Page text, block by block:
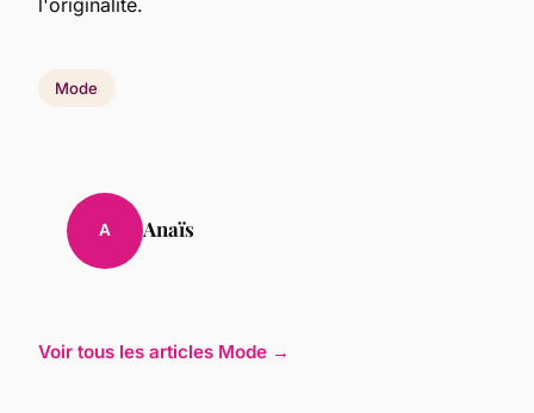
Mode
A Anaïs
Voir tous les articles Mode →